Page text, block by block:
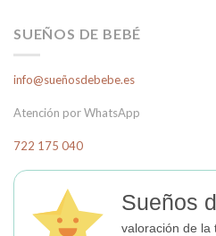
SUEÑOS DE BEBÉ
info@sueñosdebebe.es
Atención por WhatsApp
722 175 040
Sueños
valoración de la